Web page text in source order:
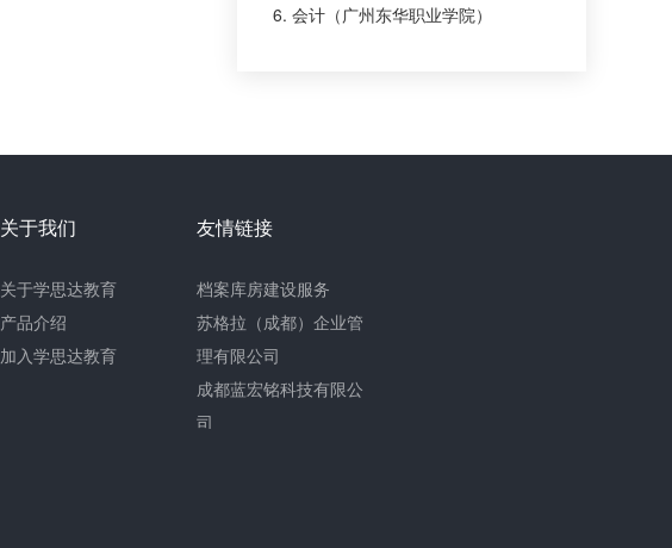
6. 会计（广州东华职业学院）
关于我们
关于学思达教育
产品介绍
加入学思达教育
友情链接
档案库房建设服务
苏格拉（成都）企业管
理有限公司
成都蓝宏铭科技有限公
司